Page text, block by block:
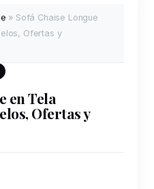
» Sofá Chaise Longue
Ofertas y
en Tela
Ofertas y